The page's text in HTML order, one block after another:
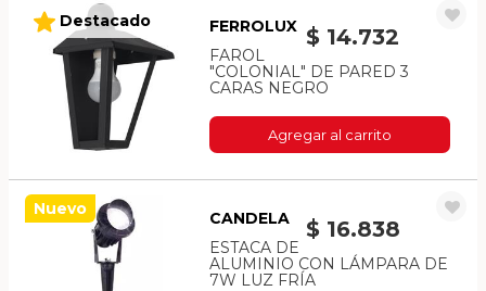
Destacado
$ 14.732
FERROLUX
FAROL
"COLONIAL" DE PARED 3
CARAS NEGRO
Agregar al carrito
Nuevo
$ 16.838
CANDELA
ESTACA DE
ALUMINIO CON LÁMPARA DE
7W LUZ FRÍA